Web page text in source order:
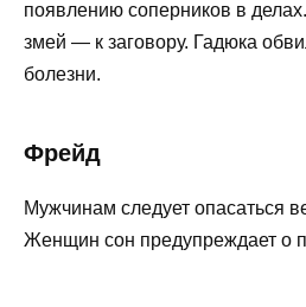
появлению соперников в
змей — к заговору. Гадюка
болезни.
Фрейд
Мужчинам следует опасаться
Женщин сон предупреждает о